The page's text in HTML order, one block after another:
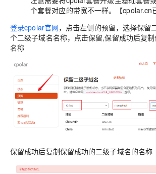
个套餐对应的带宽不一样。【cpolar.cn
登录cpolar官网，点击左侧的预留，选择保留
个二级子域名名称，点击保留,保留成功后复
名称
保留成功后复制保留成功的二级子域名的名称